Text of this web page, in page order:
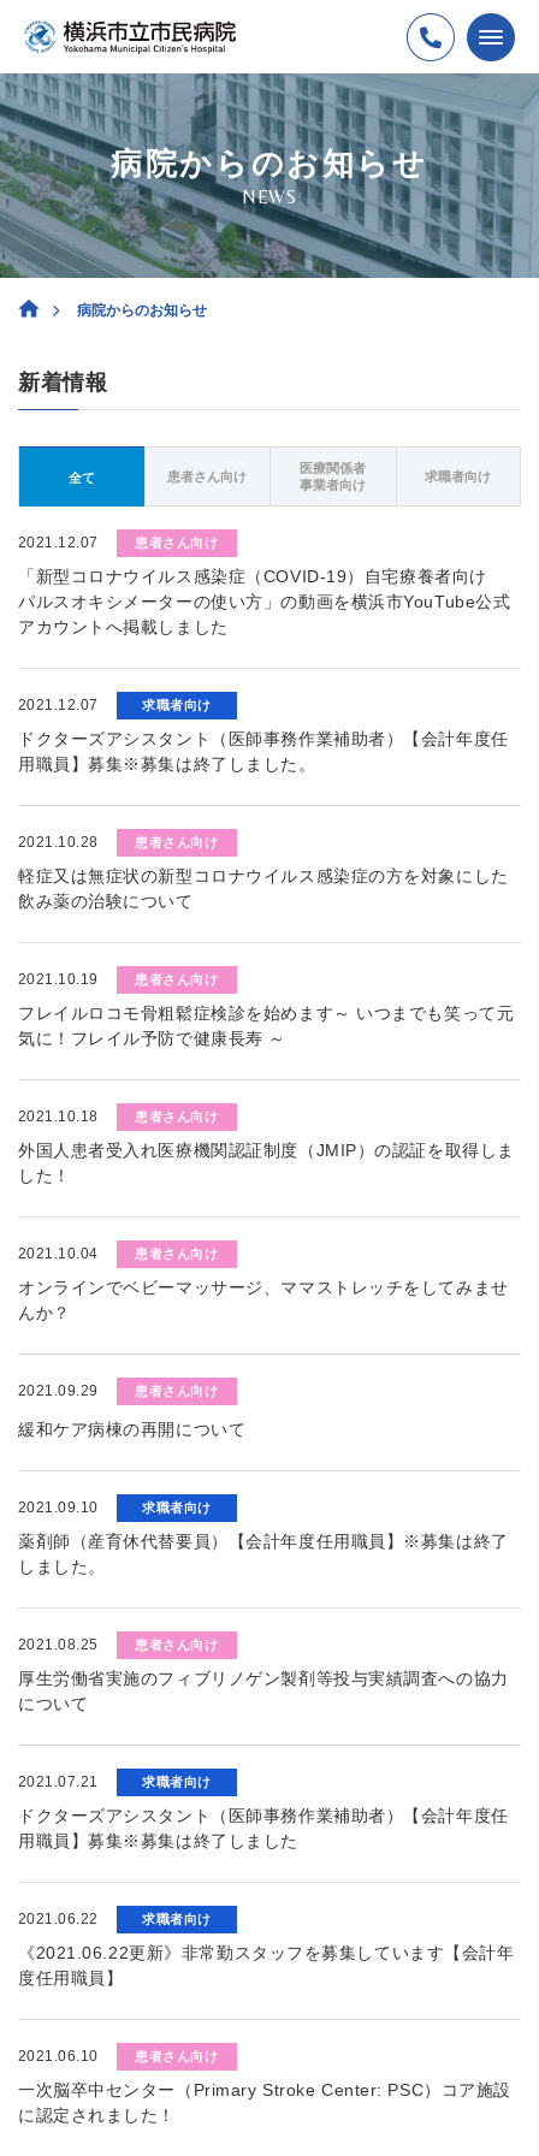
病院からのお知らせ
NEWS
病院からのお知らせ
新着情報
全て 患者さん向け
医療関係者
事業者向け
求職者向け
2021.12.07 患者さん向け
「新型コロナウイルス感染症（COVID-19）自宅療養者向け
パルスオキシメーターの使い方」の動画を横浜市YouTube公式
アカウントへ掲載しました
2021.12.07 求職者向け
ドクターズアシスタント（医師事務作業補助者）【会計年度任
用職員】募集※募集は終了しました。
2021.10.28 患者さん向け
軽症又は無症状の新型コロナウイルス感染症の方を対象にした
飲み薬の治験について
2021.10.19 患者さん向け
フレイルロコモ骨粗鬆症検診を始めます～ いつまでも笑って元
気に！フレイル予防で健康長寿 ～
2021.10.18 患者さん向け
外国人患者受入れ医療機関認証制度（JMIP）の認証を取得しま
した！
2021.10.04 患者さん向け
オンラインでベビーマッサージ、ママストレッチをしてみませ
んか？
2021.09.29 患者さん向け
緩和ケア病棟の再開について
2021.09.10 求職者向け
薬剤師（産育休代替要員）【会計年度任用職員】※募集は終了
しました。
2021.08.25 患者さん向け
厚生労働省実施のフィブリノゲン製剤等投与実績調査への協力
について
2021.07.21 求職者向け
ドクターズアシスタント（医師事務作業補助者）【会計年度任
用職員】募集※募集は終了しました
2021.06.22 求職者向け
《2021.06.22更新》非常勤スタッフを募集しています【会計年
度任用職員】
2021.06.10 患者さん向け
一次脳卒中センター（Primary Stroke Center: PSC）コア施設
に認定されました！